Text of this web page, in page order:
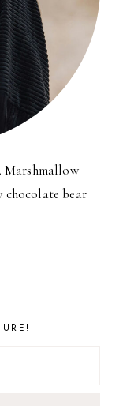
Marshmallow
chocolate bear